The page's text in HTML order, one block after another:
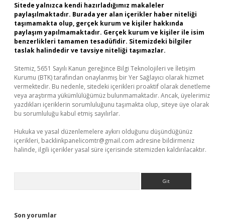
Sitede yalnızca kendi hazırladığımız makaleler
paylaşılmaktadır. Burada yer alan içerikler haber niteliği
taşımamakta olup, gerçek kurum ve kişiler hakkında
paylaşım yapılmamaktadır. Gerçek kurum ve kişiler ile isim
benzerlikleri tamamen tesadüfidir. Sitemizdeki bilgiler
taslak halindedir ve tavsiye niteliği taşımazlar.
Sitemiz, 5651 Sayılı Kanun gereğince Bilgi Teknolojileri ve İletişim
Kurumu (BTK) tarafından onaylanmış bir Yer Sağlayıcı olarak hizmet
vermektedir. Bu nedenle, sitedeki içerikleri proaktif olarak denetleme
veya araştırma yükümlülüğümüz bulunmamaktadır. Ancak, üyelerimiz
yazdıkları içeriklerin sorumluluğunu taşımakta olup, siteye üye olarak
bu sorumluluğu kabul etmiş sayılırlar.
Hukuka ve yasal düzenlemelere aykırı olduğunu düşündüğünüz
içerikleri, backlinkpanelicomtr@gmail.com adresine bildirmeniz
halinde, ilgili içerikler yasal süre içerisinde sitemizden kaldırılacaktır.
Son yorumlar